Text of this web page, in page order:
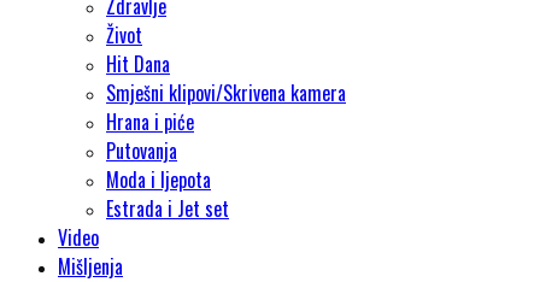
Život
Hit Dana
Smješni klipovi/Skrivena kamera
Hrana i piće
Putovanja
Moda i ljepota
Estrada i Jet set
Video
Mišljenja